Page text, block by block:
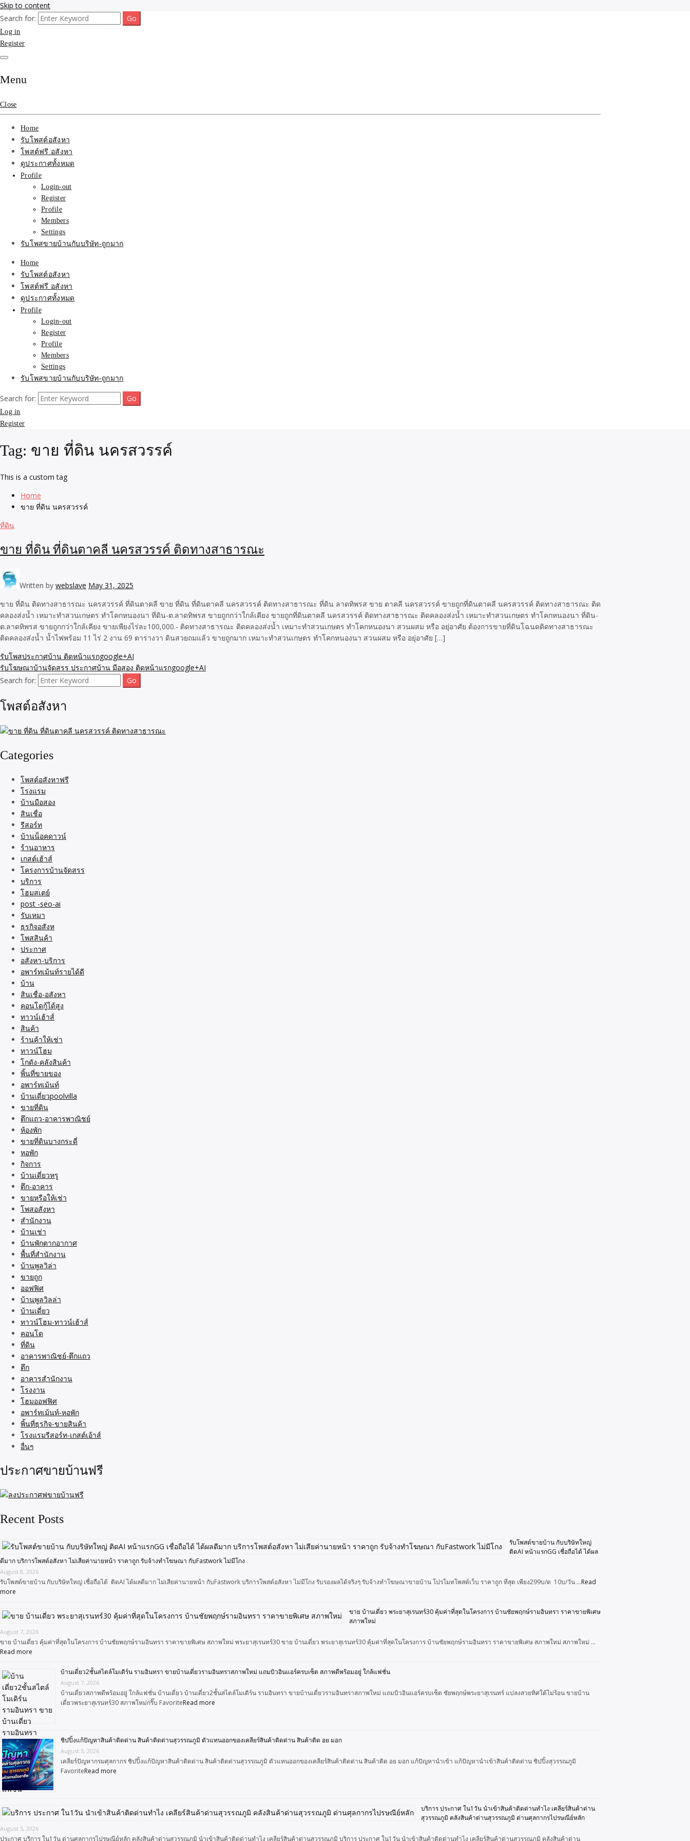
Skip to content
รับจ้างโพสขายบ้าน ที่ดิน ติดAI SEO กับบริษัทใหญ่ รับจ้างทำโฆษณา สินค้า บ้าน
ที่ดิน ราคา ถูกและดีที่สุด บริการ โปรโมท โฆษณารับโพสอสังหา ทีมงาน บริํษัทใหญ่
เว็บขายบ้าน คุณภาพอันดับ1 SEOขายบ้าน
รับจ้างโพสขายบ้าน ที่ดิน ไม่มีค่านายหน้า กับบริษัท SEO-AI เน้นติดหน้าแรก บริการโพสต์ โปรโมท รับจ้างทำโฆษณา ราคาถูก เว็บขายบ้าน รับโพสอสังหา ติดหน้าแรกกูเกิ้ล ทีมงาน บริํษัทใหญ่ รับประกันผลงาน ที่เดียวในเมือง
ไทย ช่วยคุณขายบ้าน อสังหา สินค้าได้จริงๆ ราคาถูกและดี มีอยู่จริง
Search for:
Log in
Register
Menu
Close
Home
รับโพสต์อสังหา
โพสต์ฟรี อสังหา
ดูประกาศทั้งหมด
Profile
Login-out
Register
Profile
Members
Settings
รับโพสขายบ้านกับบริษัท-ถูกมาก
Home
รับโพสต์อสังหา
โพสต์ฟรี อสังหา
ดูประกาศทั้งหมด
Profile
Login-out
Register
Profile
Members
Settings
รับโพสขายบ้านกับบริษัท-ถูกมาก
Search for:
Log in
Register
Tag: ขาย ที่ดิน นครสวรรค์
This is a custom tag
Home
ขาย ที่ดิน นครสวรรค์
ที่ดิน
ขาย ที่ดิน ที่ดินตาคลี นครสวรรค์ ติดทางสาธารณะ
Written by webslave May 31, 2025
ขาย ที่ดิน ติดทางสาธารณะ นครสวรรค์ ที่ดินตาคลี ขาย ที่ดิน ที่ดินตาคลี นครสวรรค์ ติดทางสาธารณะ ที่ดิน ลาดทิพรส ขาย ตาคลี นครสวรรค์ ขายถูกที่ดินตาคลี นครสวรรค์ ติดทางสาธารณะ ติด
คลองส่งน้ำ เหมาะทำสวนเกษตร ทำโคกหนองนา ที่ดิน-ต.ลาดทิพรส ขายถูกกว่าใกล้เคียง ขายถูกที่ดินตาคลี นครสวรรค์ ติดทางสาธารณะ ติดคลองส่งน้ำ เหมาะทำสวนเกษตร ทำโคกหนองนา ที่ดิน-
ต.ลาดทิพรส ขายถูกกว่าใกล้เคียง ขายเพียงไร่ละ100,000.- ติดทางสาธารณะ ติดคลองส่งน้ำ เหมาะทำสวนเกษตร ทำโคกหนองนา สวนผสม หรือ อยุ่อาศัย ต้องการขายที่ดินโฉนดติดทางสาธารณะ
ติดคลองส่งน้ำ น้ำไฟพร้อม 11 ไร่ 2 งาน 69 ตารางวา ดินสวยถมแล้ว ขายถูกมาก เหมาะทำสวนเกษตร ทำโคกหนองนา สวนผสม หรือ อยุ่อาศัย […]
รับโพสประกาศบ้าน ติดหน้าแรกgoogle+AI
รับโฆษณาบ้านจัดสรร ประกาศบ้าน มือสอง ติดหน้าแรกgoogle+AI
Search for:
โพสต์อสังหา
Categories
โพสต์อสังหาฟรี
โรงแรม
บ้านมือสอง
สินเชื่อ
รีสอร์ท
บ้านน็อคดาวน์
ร้านอาหาร
เกสต์เฮ้าส์
โครงการบ้านจัดสรร
บริการ
โฮมสเตย์
post -seo-ai
รับเหมา
ธุรกิจอสังห
โพสสินค้า
ประกาศ
อสังหา-บริการ
อพาร์ทเม้นท์รายได้ดี
บ้าน
สินเชื่อ-อสังหา
คอนโดกู้ได้สูง
ทาวน์เฮ้าส์
สินค้า
ร้านค้าให้เช่า
ทาวน์โฮม
โกดัง-คลังสินค้า
พิ้นที่ขายของ
อพาร์ทเม้นท์
บ้านเดี่ยวpoolvilla
ขายที่ดิน
ตึกแถว-อาคารพาณิชย์
ห้องพัก
ขายที่ดินบางกระดี่
หอพัก
กิจการ
บ้านเดี่ยวหรู
ตึก-อาคาร
ขายหรือให้เช่า
โพสอสังหา
สำนักงาน
บ้านเช่า
บ้านพักตากอากาศ
พื้นที่สำนักงาน
บ้านพูลวิล่า
ขายถูก
ออฟฟิศ
บ้านพูลวิลล่า
บ้านเดี่ยว
ทาวน์โฮม-ทาวน์เฮ้าส์
คอนโด
ที่ดิน
อาคารพาณิชย์-ตึกแถว
ตึก
อาคารสำนักงาน
โรงงาน
โฮมออฟฟิศ
อพาร์ทเม้นท์-หอพัก
พิ้นที่ธุรกิจ-ขายสินค้า
โรงแรมรีสอร์ท-เกสต์เอ้าส์
อื่นๆ
ประกาศขายบ้านฟรี
Recent Posts
รับโพสต์ขายบ้าน กับบริษัทใหญ่
ติดAI หน้าแรกGG เชื่อถือได้ ได้ผล
ดีมาก บริการโพสต์อสังหา ไม่เสียค่านายหน้า ราคาถูก รับจ้างทำโฆษณา กับFastwork ไม่มีโกง
August 8, 2026
รับโพสต์ขายบ้าน กับบริษัทใหญ่ เชื่อถือได้ ติดAI ได้ผลดีมาก ไม่เสียค่านายหน้า กับFastwork บริการโพสต์อสังหา ไม่มีโกง รับรองผลได้จริงๆ รับจ้างทำโฆษณาขายบ้าน โปรโมทโพสต์เว็บ ราคาถูก ที่สุด เพียง299บ/ด 10บ/วัน …Read
more
ขาย บ้านเดี่ยว พระยาสุเรนทร์30 คุ้มค่าที่สุดในโครงการ บ้านชัยพฤกษ์รามอินทรา ราคาขายพิเศษ
สภาพใหม่
August 7, 2026
ขาย บ้านเดี่ยว คุ้มค่าที่สุดในโครงการ บ้านชัยพฤกษ์รามอินทรา ราคาขายพิเศษ สภาพใหม่ พระยาสุเรนทร์30 ขาย บ้านเดี่ยว พระยาสุเรนทร์30 คุ้มค่าที่สุดในโครงการ บ้านชัยพฤกษ์รามอินทรา ราคาขายพิเศษ สภาพใหม่ สภาพใหม่ …
Read more
บ้านเดี่ยว2ชั้นสไตล์โมเดิร์น รามอินทรา ขายบ้านเดี่ยวรามอินทราสภาพใหม่ แถมบิวอินแอร์ครบเซ็ต สภาพดีพร้อมอยู่ ใกล้แฟชั่น
August 7, 2026
บ้านเดี่ยวสภาพดีพร้อมอยู่ ใกล้แฟชั่น บ้านเดี่ยว บ้านเดี่ยว2ชั้นสไตล์โมเดิร์น รามอินทรา ขายบ้านเดี่ยวรามอินทราสภาพใหม่ แถมบิวอินแอร์ครบเซ็ต ชัยพฤกษ์พระยาสุเรนทร์ แปลงสวยทิศใต้ไม่ร้อน ขายบ้าน
เดี่ยวพระยาสุเรนทร์30 สภาพใหม่กริ๊บ FavoriteRead more
ชิปปิ้งแก้ปัญหาสินค้าติดด่าน สินค้าติดด่านสุวรรณภูมิ ตัวแทนออกของเคลียร์สินค้าติดด่าน สินค้าติด อย มอก
August 5, 2026
เคลียร์ปัญหากรมศุลกากร ชิปปิ้งแก้ปัญหาสินค้าติดด่าน สินค้าติดด่านสุวรรณภูมิ ตัวแทนออกของเคลียร์สินค้าติดด่าน สินค้าติด อย มอก แก้ปัญหานำเข้า แก้ปัญหานำเข้าสินค้าติดด่าน ชิปปิ้งสุวรรณภูมิ
FavoriteRead more
บริการ ประกาศ ใน1วัน นำเข้าสินค้าติดด่านทำไง เคลียร์สินค้าด่าน
สุวรรณภูมิ คลังสินค้าด่านสุวรรณภูมิ ด่านศุลกากรไปรษณีย์หลัก
August 5, 2026
ประกาศ บริการ ใน1วัน ด่านศุลกากรไปรษณีย์หลัก คลังสินค้าด่านสุวรรณภูมิ นำเข้าสินค้าติดด่านทำไง เคลียร์สินค้าด่านสุวรรณภูมิ บริการ ประกาศ ใน1วัน นำเข้าสินค้าติดด่านทำไง เคลียร์สินค้าด่านสุวรรณภูมิ คลังสินค้าด่าน